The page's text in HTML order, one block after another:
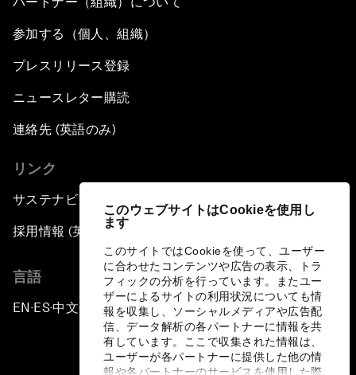
このウェブサイトはCookieを使用し
ます
このサイトではCookieを使って、ユーザー
に合わせたコンテンツや広告の表示、トラ
フィックの分析を行っています。またユー
ザーによるサイトの利用状況についても情
報を収集し、ソーシャルメディアや広告配
信、データ解析の各パートナーに情報を共
有しています。ここで収集された情報は、
ユーザーが各パートナーに提供した他の情
報や各パートナーのサービスを使用した際
参加する（個人、組織）
プレスリリース登録
ニュースレター購読
連絡先 (英語のみ)
リンク
サステナビリティへの取り組み
採用情報 (英語のみ)
言語
EN ▪ES▪中文▪ 日本語